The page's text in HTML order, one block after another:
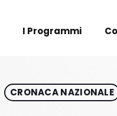
I Programmi
CRONACA NAZIONALE